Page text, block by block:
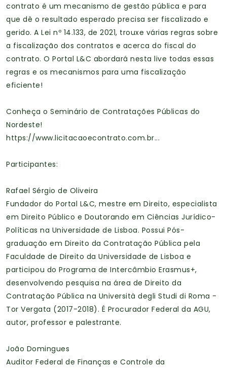
contrato é um mecanismo de gestão pública e para
que dê o resultado esperado precisa ser fiscalizado e
gerido. A Lei nº 14.133, de 2021, trouxe várias regras sobre
a fiscalização dos contratos e acerca do fiscal do
contrato. O Portal L&C abordará nesta live todas essas
regras e os mecanismos para uma fiscalização
eficiente!
Conheça o Seminário de Contratações Públicas do
Nordeste!
https://www.licitacaoecontrato.com.br...
Participantes:
Rafael Sérgio de Oliveira
Fundador do Portal L&C, mestre em Direito, especialista
em Direito Público e Doutorando em Ciências Jurídico-
Políticas na Universidade de Lisboa. Possui Pós-
graduação em Direito da Contratação Pública pela
Faculdade de Direito da Universidade de Lisboa e
participou do Programa de Intercâmbio Erasmus+,
desenvolvendo pesquisa na área de Direito da
Contratação Pública na Università degli Studi di Roma -
Tor Vergata (2017-2018). É Procurador Federal da AGU,
autor, professor e palestrante.
João Domingues
Auditor Federal de Finanças e Controle da